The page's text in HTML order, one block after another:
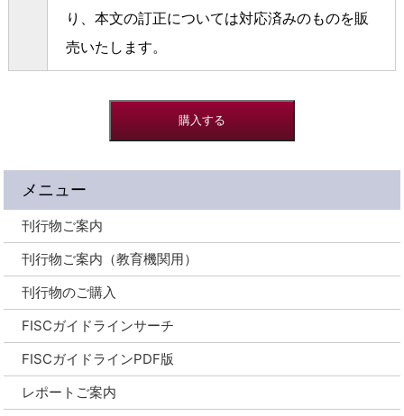
り、本文の訂正については対応済みのものを販
売いたします。
メニュー
刊行物ご案内
刊行物ご案内（教育機関用）
刊行物のご購入
FISCガイドラインサーチ
FISCガイドラインPDF版
レポートご案内